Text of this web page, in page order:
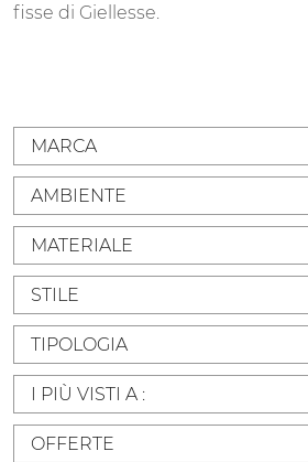
fisse di Giellesse.
MARCA
AMBIENTE
MATERIALE
STILE
TIPOLOGIA
I PIÙ VISTI A :
OFFERTE